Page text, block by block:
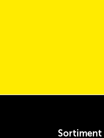
Sortiment